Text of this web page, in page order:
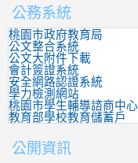
公務系統
桃園市政府教育局
公文整合系統
公文大附件下載
會計簽證系統
安全網路認證系統
學力檢測網站
桃園市學生輔導諮商中心
教育部學校教育儲蓄戶
公開資訊